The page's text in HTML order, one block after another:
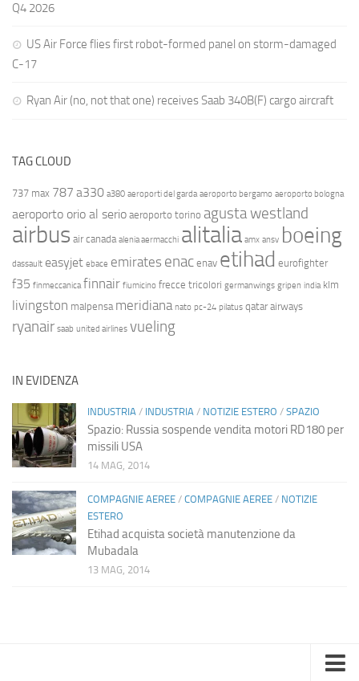
Q4 2026
US Air Force flies first robot-formed panel on storm-damaged
C-17
Ryan Air (no, not that one) receives Saab 340B(F) cargo aircraft
TAG CLOUD
737 max 787 a330 a380 aeroporti del garda aeroporto bergamo aeroporto bologna
aeroporto orio al serio aeroporto torino agusta westland
airbus air canada alenia aermacchi alitalia amx ansv boeing
dassault easyjet ebace emirates enac enav etihad eurofighter
f35 finmeccanica finnair fiumicino frecce tricolori germanwings gripen india klm
livingston malpensa meridiana nato pc-24 pilatus qatar airways
ryanair saab united airlines vueling
IN EVIDENZA
INDUSTRIA / INDUSTRIA / NOTIZIE ESTERO / SPAZIO
Spazio: Russia sospende vendita motori RD180 per
missili USA
14 MAG, 2014
COMPAGNIE AEREE / COMPAGNIE AEREE / NOTIZIE
ESTERO
Etihad acquista società manutenzione da
Mubadala
13 MAG, 2014